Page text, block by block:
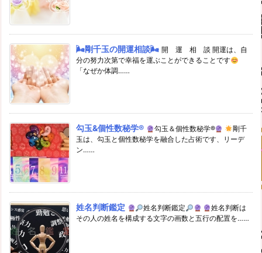
🌬剛千玉の開運相談🌬 開 運 相 談 開運は、自
分の努力次第で幸福を運ぶことができることです
「なぜか体調……
勾玉&個性数秘学® 勾玉＆個性数秘学®
剛千
玉は、勾玉と個性数秘学を融合した占術です、リーデ
ン……
姓名判断鑑定 姓名判断鑑定
姓名判断は
その人の姓名を構成する文字の画数と五行の配置を……